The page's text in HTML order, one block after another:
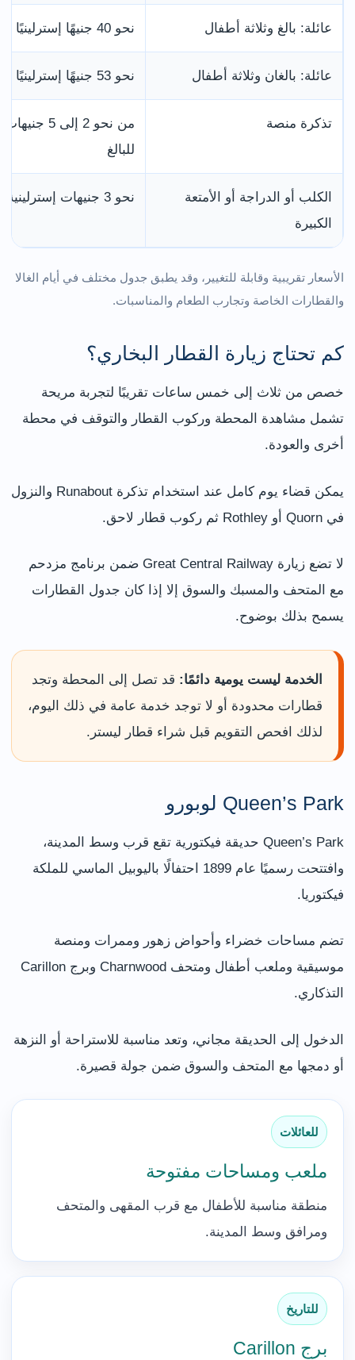
عائلة: بالغ وثلاثة أطفال نحو 40 جنيهًا إسترلينيًا
عائلة: بالغان وثلاثة أطفال نحو 53 جنيهًا إسترلينيًا
تذكرة منصة
من نحو 2 إلى 5 جنيهات
للبالغ
الكلب أو الدراجة أو الأمتعة
الكبيرة
نحو 3 جنيهات إسترلينية
الأسعار تقريبية وقابلة للتغيير، وقد يطبق جدول مختلف في أيام الغالا
والقطارات الخاصة وتجارب الطعام والمناسبات.
كم تحتاج زيارة القطار البخاري؟
خصص من ثلاث إلى خمس ساعات تقريبًا لتجربة مريحة
تشمل مشاهدة المحطة وركوب القطار والتوقف في محطة
أخرى والعودة.
يمكن قضاء يوم كامل عند استخدام تذكرة Runabout والنزول
في Quorn أو Rothley ثم ركوب قطار لاحق.
لا تضع زيارة Great Central Railway ضمن برنامج مزدحم
مع المتحف والمسبك والسوق إلا إذا كان جدول القطارات
يسمح بذلك بوضوح.
الخدمة ليست يومية دائمًا: قد تصل إلى المحطة وتجد
قطارات محدودة أو لا توجد خدمة عامة في ذلك اليوم،
لذلك افحص التقويم قبل شراء قطار ليستر.
Queen’s Park لوبورو
Queen’s Park حديقة فيكتورية تقع قرب وسط المدينة،
وافتتحت رسميًا عام 1899 احتفالًا باليوبيل الماسي للملكة
فيكتوريا.
تضم مساحات خضراء وأحواض زهور وممرات ومنصة
موسيقية وملعب أطفال ومتحف Charnwood وبرج Carillon
التذكاري.
الدخول إلى الحديقة مجاني، وتعد مناسبة للاستراحة أو النزهة
أو دمجها مع المتحف والسوق ضمن جولة قصيرة.
للعائلات
ملعب ومساحات مفتوحة
منطقة مناسبة للأطفال مع قرب المقهى والمتحف
ومرافق وسط المدينة.
للتاريخ
برج Carillon